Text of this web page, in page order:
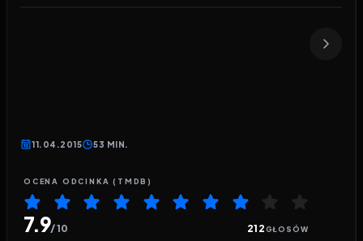
11.04.2015 53 MIN.
OCENA ODCINKA (TMDB)
7.9/ 10 212GŁOSÓW